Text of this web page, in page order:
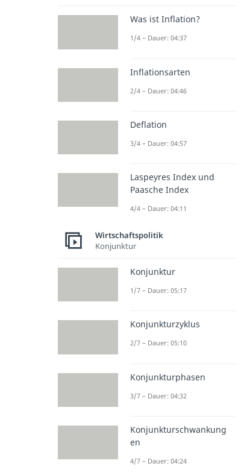
Was ist Inflation?
1/4 – Dauer: 04:37
Inflationsarten
2/4 – Dauer: 04:46
Deflation
3/4 – Dauer: 04:57
Laspeyres Index und
Paasche Index
4/4 – Dauer: 04:11
Wirtschaftspolitik
Konjunktur
Konjunktur
1/7 – Dauer: 05:17
Konjunkturzyklus
2/7 – Dauer: 05:10
Konjunkturphasen
3/7 – Dauer: 04:32
Konjunkturschwankung
en
4/7 – Dauer: 04:24